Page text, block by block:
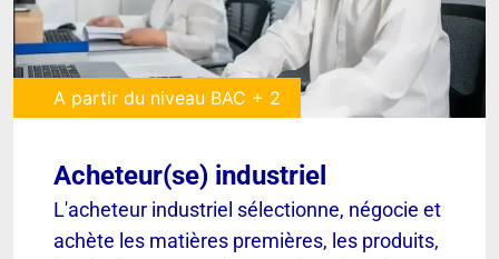
A partir du niveau BAC + 2
Acheteur(se) industriel
L'acheteur industriel sélectionne, négocie et
achète les matières premières, les produits,
[ VOIR ]